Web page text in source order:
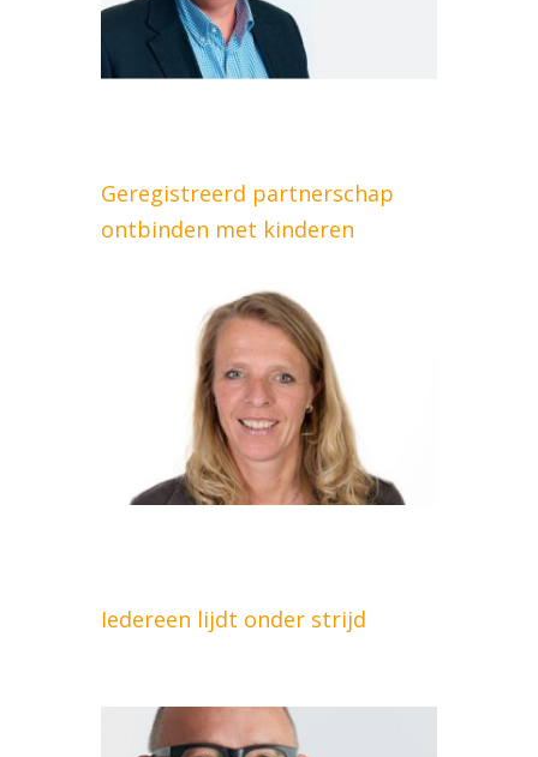
Geregistreerd partnerschap
ontbinden met kinderen
Iedereen lijdt onder strijd